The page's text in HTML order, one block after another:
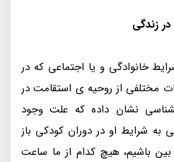
زندگی
خانوادگی و یا اجتماعی که در
مختلفی از روحیه ی استقامت در
نشان داده که علت وجود
شرایط او در دوران کودکی باز
باشیم، هیچ کدام از ما ساعت